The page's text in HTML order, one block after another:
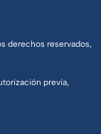
derechos reservados,
previa,